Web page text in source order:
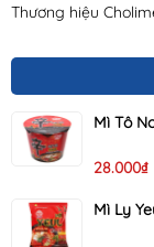
Thương hiệu
Mì Tô
28.000₫
Mì Ly